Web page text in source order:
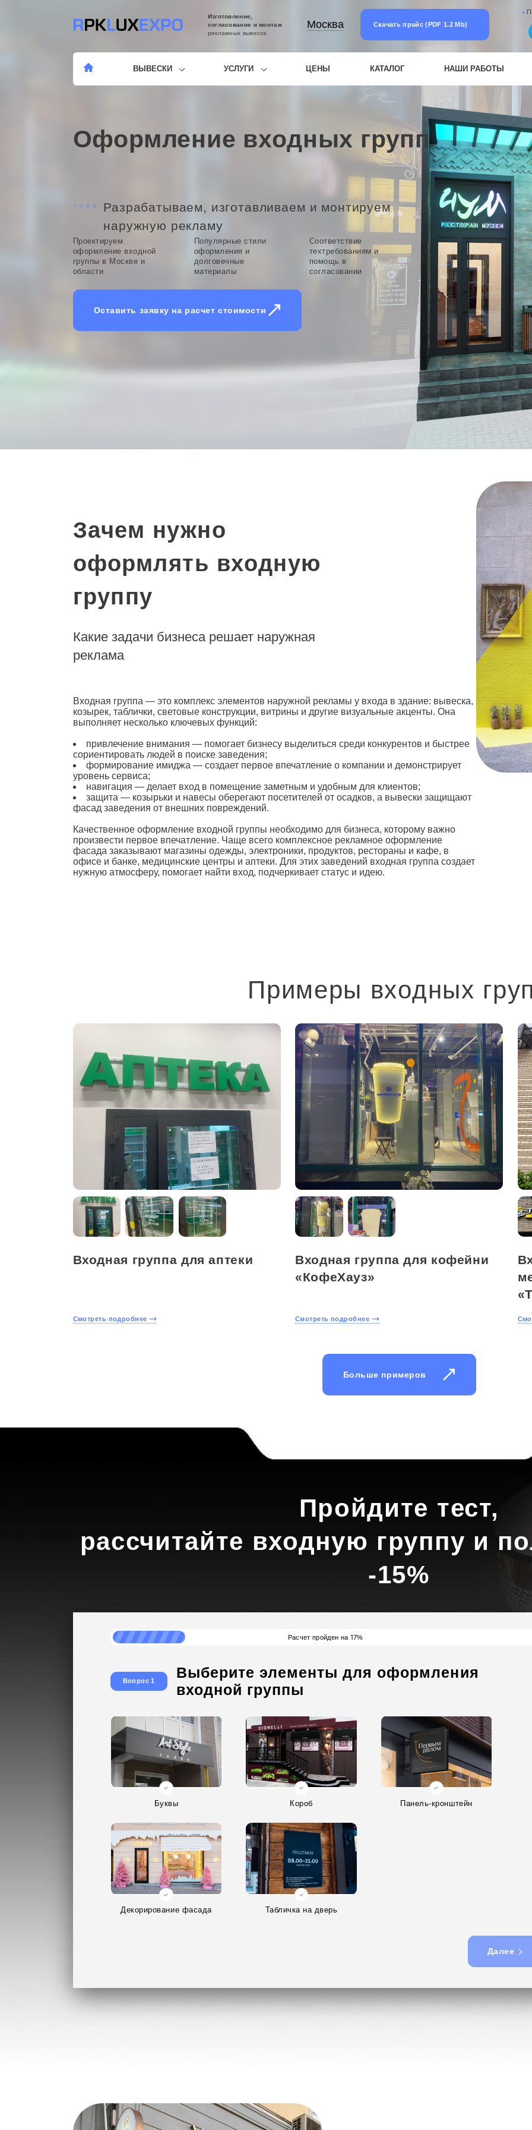
Изготовление,
согласование и монтаж
рекламных вывесок
Москва Скачать прайс (PDF 1.2 Mb)
ВЫВЕСКИ УСЛУГИ ЦЕНЫ КАТАЛОГ НАШИ РАБОТЫ
Оформление входных групп
Разрабатываем, изготавливаем и монтируем
наружную рекламу
Проектируем
оформление входной
группы в Москве и
области
Популярные стили
оформления и
долговечные
материалы
Соответствие
техтребованиям и
помощь в
согласовании
Оставить заявку на расчет стоимости
Зачем нужно
оформлять входную
группу
Какие задачи бизнеса решает наружная
реклама
Входная группа — это комплекс элементов наружной рекламы у входа в здание: вывеска,
козырек, таблички, световые конструкции, витрины и другие визуальные акценты. Она
выполняет несколько ключевых функций:
привлечение внимания — помогает бизнесу выделиться среди конкурентов и быстрее
сориентировать людей в поиске заведения;
формирование имиджа — создает первое впечатление о компании и демонстрирует
уровень сервиса;
навигация — делает вход в помещение заметным и удобным для клиентов;
защита — козырьки и навесы оберегают посетителей от осадков, а вывески защищают
фасад заведения от внешних повреждений.
Качественное оформление входной группы необходимо для бизнеса, которому важно
произвести первое впечатление. Чаще всего комплексное рекламное оформление
фасада заказывают магазины одежды, электроники, продуктов, рестораны и кафе, в
офисеи банке, медицинские центры и аптеки. Для этих заведений входная группа создает
нужную атмосферу, помогает найти вход, подчеркивает статус и идею.
Примеры входных
Входная группа для аптеки
Смотреть подробнее
Входная группа для кофейни
«КофеХауз»
Смотреть подробнее
Больше примеров
Пройдите тест,
рассчитайте входную группу и
-15%
Расчет пройден на 17%
Вопрос 1
Выберите элементы для оформления
входной группы
Буквы Короб Панель-кронштейн
Декорирование фасада Табличка на дверь
Далее